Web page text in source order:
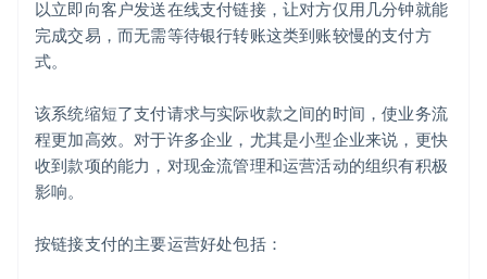
以立即向客户发送在线支付链接，让对方仅用几分钟就能
完成交易，而无需等待银行转账这类到账较慢的支付方
式。
该系统缩短了支付请求与实际收款之间的时间，使业务流
程更加高效。对于许多企业，尤其是小型企业来说，更快
收到款项的能力，对现金流管理和运营活动的组织有积极
影响。
按链接支付的主要运营好处包括：